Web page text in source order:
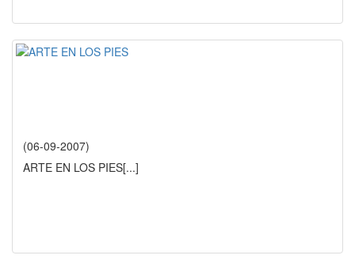
(06-09-2007)
ARTE EN LOS PIES[...]